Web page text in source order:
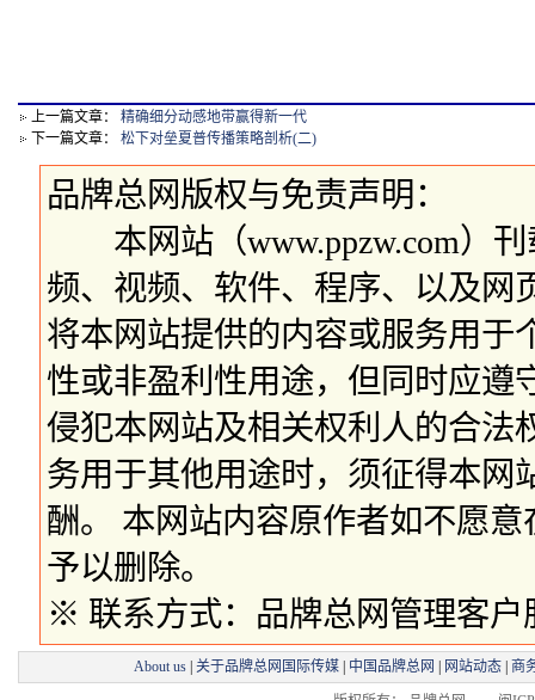
上一篇文章： 精确细分动感地带赢得新一代
下一篇文章： 松下对垒夏普传播策略剖析(二)
品牌总网版权与免责声明：
本网站（www.ppzw.com）刊
频、视频、软件、程序、以及网
将本网站提供的内容或服务用于
性或非盈利性用途，但同时应遵
侵犯本网站及相关权利人的合法
务用于其他用途时，须征得本网
酬。 本网站内容原作者如不愿
予以删除。
※ 联系方式：品牌总网管理客户
About us 关于品牌总网国际传媒 中国品牌总网 网站动态 商